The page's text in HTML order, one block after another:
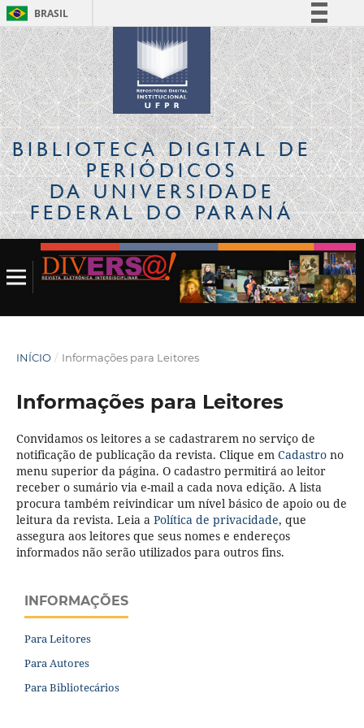
BRASIL
Simplifique!
Comunica BR
Participe
Acesso à informação
Legislação
Canais
BIBLIOTECA DIGITALDE
PERIÓDICOS
DA UNIVERSIDADE
FEDERAL DO PARANÁ
INÍCIO / Informações para Leitores
Informações para Leitores
Convidamos os leitores a se cadastrarem no serviço de
notificação de publicação da revista. Clique em Cadastrono
menu superior da página. O cadastro permitirá ao leitor
receber o sumário via e-mail a cada nova edição. A lista
procura também reivindicar um nível básico de apoio ou de
leitura da revista. Leia a Política de privacidade, que
assegura aos leitores que seus nomes e endereços
informados não serão utilizados para outros fins.
INFORMAÇÕES
Para Leitores
Para Autores
Para Bibliotecários